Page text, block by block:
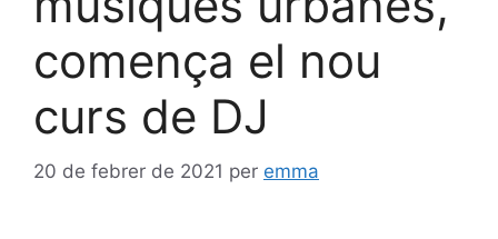
comença el nou
curs de DJ
20 de febrer de 2021 per emma